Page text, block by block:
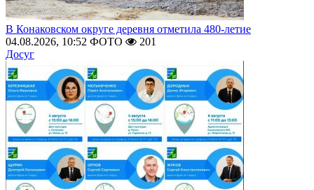
В Конаковском округе деревня отметила 480-летие
04.08.2026, 10:52 ФОТО
201
Досуг